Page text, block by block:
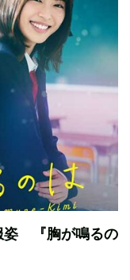
姿 『胸が鳴るの